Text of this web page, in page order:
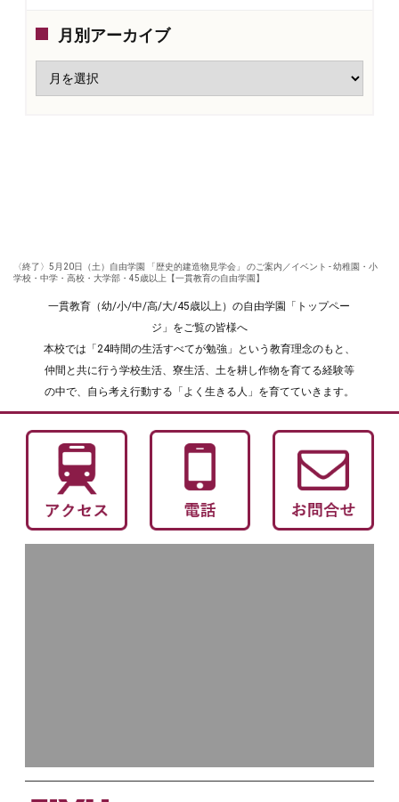
月別アーカイブ
〈終了〉5月20日（土）自由学園 「歴史的建造物見学会」 のご案内／イベント - 幼稚園・小
学校・中学・高校・大学部・45歳以上【一貫教育の自由学園】
一貫教育（幼/小/中/高/大/45歳以上）の自由学園「トップペー
ジ」をご覧の皆様へ
本校では「24時間の生活すべてが勉強」という教育理念のもと、
仲間と共に行う学校生活、寮生活、土を耕し作物を育てる経験等
の中で、自ら考え行動する「よく生きる人」を育てていきます。